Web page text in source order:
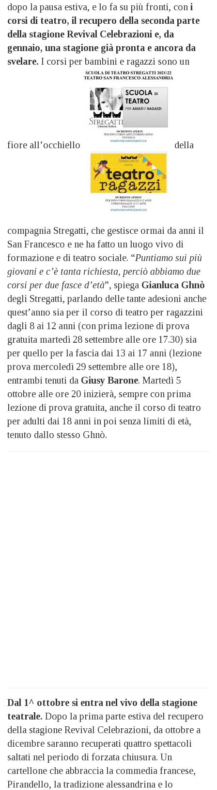
dopo la pausa estiva, e lo fa su più fronti, con i
corsi di teatro, il recupero della seconda parte
della stagione Revival Celebrazioni e, da
gennaio, una stagione già pronta e ancora da
svelare. I corsi per bambini e ragazzi sono un
fiore all’occhiello della
compagnia Stregatti, che gestisce ormai da anni il
San Francesco e ne ha fatto un luogo vivo di
formazione e di teatro sociale. “Puntiamo sui più
giovani e c’è tanta richiesta, perciò abbiamo due
corsi per due fasce d’età”, spiega Gianluca Ghnò
degli Stregatti, parlando delle tante adesioni anche
quest’anno sia per il corso di teatro per ragazzini
dagli 8 ai 12 anni (con prima lezione di prova
gratuita martedì 28 settembre alle ore 17.30) sia
per quello per la fascia dai 13 ai 17 anni (lezione
prova mercoledì 29 settembre alle ore 18),
entrambi tenuti da Giusy Barone. Martedì 5
ottobre alle ore 20 inizierà, sempre con prima
lezione di prova gratuita, anche il corso di teatro
per adulti dai 18 anni in poi senza limiti di età,
tenuto dallo stesso Ghnò.
Dal 1^ ottobre si entra nel vivo della stagione
teatrale. Dopo la prima parte estiva del recupero
della stagione Revival Celebrazioni, da ottobre a
dicembre saranno recuperati quattro spettacoli
saltati nel periodo di forzata chiusura. Un
cartellone che abbraccia la commedia francese,
Pirandello, la tradizione alessandrina e lo